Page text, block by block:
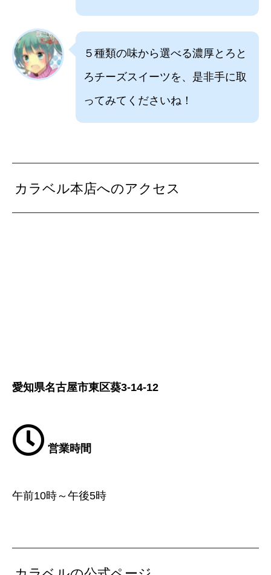
５種類の味から選べる濃厚とろと
ろチーズスイーツを、是非手に取
ってみてくださいね！
カラベル本店へのアクセス
愛知県名古屋市東区葵3-14-12
営業時間
午前10時～午後5時